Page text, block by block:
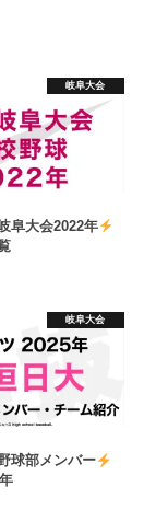
岐阜大会
阜大会2022年
岐阜大会
球部メンバー